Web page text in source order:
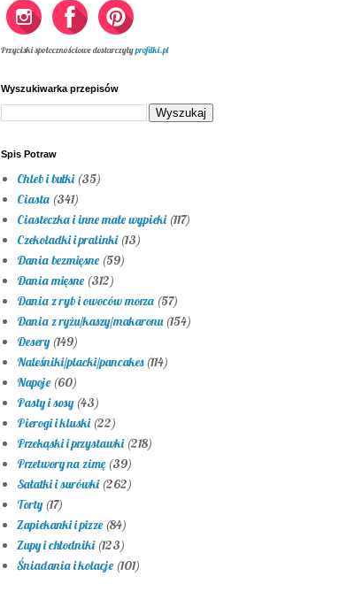
Przyciski społecznościowe dostarczyłyprofilki.pl
Wyszukiwarka przepisów
Spis Potraw
Chleb i bułki (35)
Ciasta (341)
Ciasteczka i inne małe wypieki (117)
Czekoladki i pralinki (13)
Dania bezmięsne (59)
Dania mięsne (312)
Dania z ryb i owoców morza (57)
Dania z ryżu/kaszy/makaronu (154)
Desery (149)
Naleśniki/placki/pancakes (114)
Napoje (60)
Pasty i sosy (43)
Pierogi i kluski (22)
Przekąski i przystawki (218)
Przetwory na zimę (39)
Sałatki i surówki (262)
Torty (17)
Zapiekanki i pizze (84)
Zupy i chłodniki (123)
Śniadania i kolacje (101)